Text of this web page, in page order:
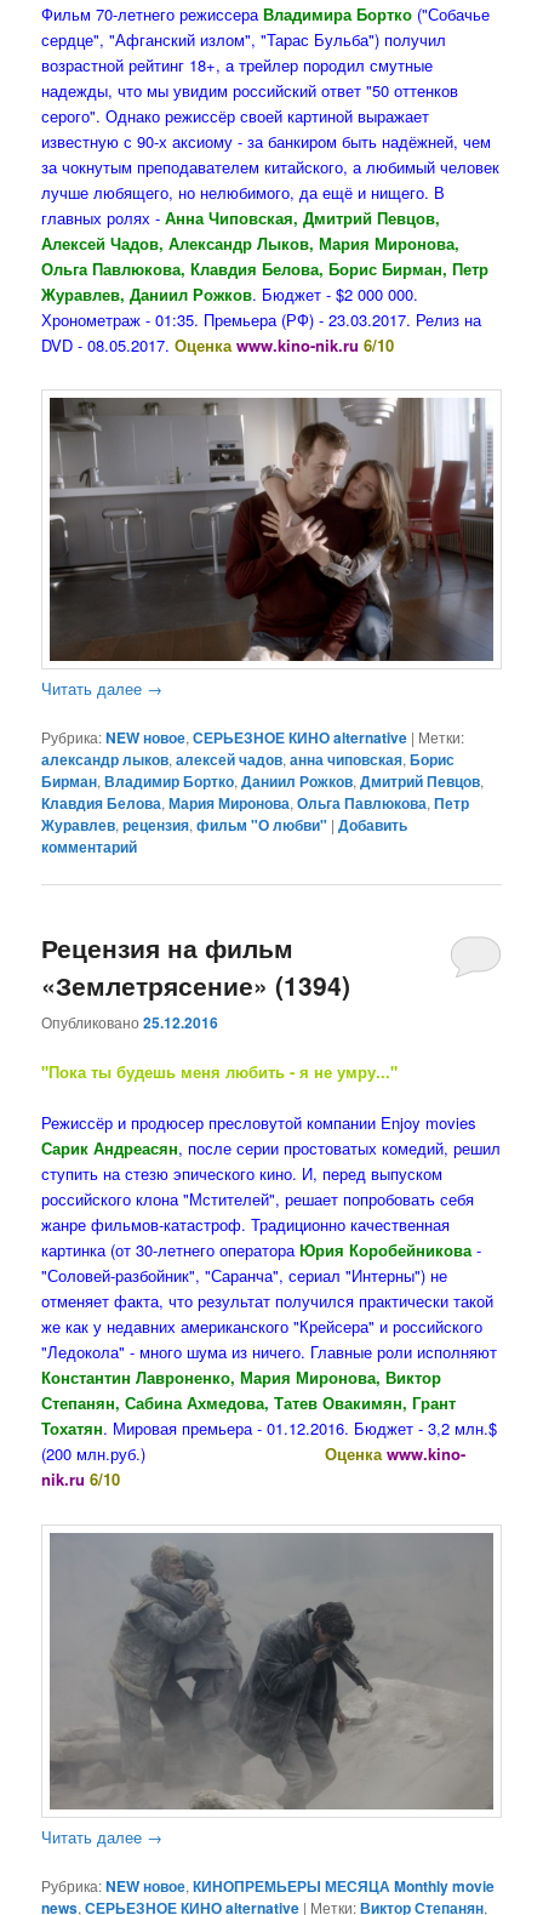
Фильм 70-летнего режиссера Владимира Бортко ("Собачье
сердце", "Афганский излом", "Тарас Бульба") получил
возрастной рейтинг 18+, а трейлер породил смутные
надежды, что мы увидим российский ответ "50 оттенков
серого". Однако режиссёр своей картиной выражает
известную с 90-х аксиому - за банкиром быть надёжней, чем
за чокнутым преподавателем китайского, а любимый человек
лучше любящего, но нелюбимого, да ещё и нищего. В
главных ролях -Анна Чиповская, Дмитрий Певцов,
Алексей Чадов, Александр Лыков, Мария Миронова,
Ольга Павлюкова, Клавдия Белова, Борис Бирман, Петр
Журавлев, Даниил Рожков. Бюджет - $2 000 000.
Хронометраж - 01:35. Премьера (РФ) - 23.03.2017. Релиз на
DVD - 08.05.2017.Оценкаwww.kino-nik.ru 6/10
Читать далее →
Рубрика:NEW новое,СЕРЬЕЗНОЕ КИНО alternative | Метки:
александр лыков,алексей чадов,анна чиповская,Борис
Бирман,Владимир Бортко,Даниил Рожков,Дмитрий Певцов,
Клавдия Белова,Мария Миронова,Ольга Павлюкова,Петр
Журавлев,рецензия,фильм "О любви" |Добавить
комментарий
Рецензия на фильм
«Землетрясение» (1394)
Опубликовано25.12.2016
"Пока ты будешь меня любить - я не умру..."
Режиссёр и продюсер пресловутой компании Enjoy movies
Сарик Андреасян, после серии простоватых комедий, решил
ступить на стезю эпического кино. И, перед выпуском
российского клона "Мстителей", решает попробовать себя
жанре фильмов-катастроф. Традиционно качественная
картинка (от 30-летнего оператораЮрия Коробейникова-
"Соловей-разбойник", "Саранча", сериал "Интерны") не
отменяет факта, что результат получился практически такой
же как у недавних американского "Крейсера" и российского
"Ледокола" - много шума из ничего. Главные роли исполняют
Константин Лавроненко, Мария Миронова, Виктор
Степанян, Сабина Ахмедова, Татев Овакимян, Грант
Тохатян. Мировая премьера - 01.12.2016. Бюджет - 3,2 млн.$
(200 млн.руб.)Оценкаwww.kino-
nik.ru 6/10
Читать далее →
Рубрика:NEW новое,КИНОПРЕМЬЕРЫ МЕСЯЦА Monthly movie
news,СЕРЬЕЗНОЕ КИНО alternative | Метки:Виктор Степанян,